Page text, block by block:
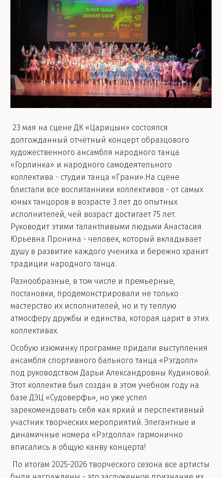
23 мая на сцене ДК «Царицын» состоялся
долгожданный отчётный концерт образцового
художественного ансамбля народного танца
«Горлинка» и народного самодеятельного
коллектива - студии танца «Грани».На сцене
блистали все воспитанники коллективов - от самых
юных танцоров в возрасте 3 лет до опытных
исполнителей, чей возраст достигает 75 лет.
Руководит этими талантливыми людьми Анастасия
Юрьевна Пронина - человек, который вкладывает
душу в развитие каждого ученика и бережно хранит
традиции народного танца.
Разнообразные, в том числе и премьерные,
постановки, продемонстрировали не только
мастерство их исполнителей, но и ту теплую
атмосферу дружбы и единства, которая царит в этих
коллективах.
Особую изюминку программе придали выступления
ансамбля спортивного бального танца «Рэгдолл»
под руководством Дарьи Александровны Кудиновой.
Этот коллектив был создан в этом учебном году на
базе ДЭЦ «Судоверфь», но уже успел
зарекомендовать себя как яркий и перспективный
участник творческих мероприятий. Элегантные и
динамичные номера «Рэгдолла» гармонично
вписались в общую канву концерта!
По итогам 2025-2026 творческого сезона все артисты